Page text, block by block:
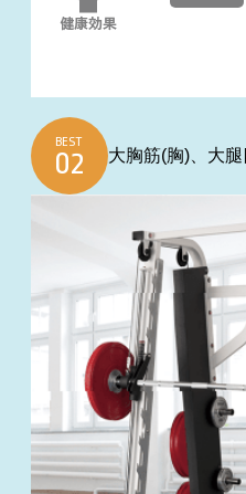
BEST
大胸筋(胸)、大